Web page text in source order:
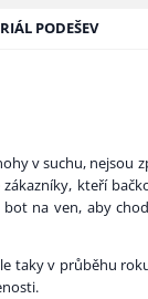
PODEŠEV
v suchu, nejsou
kteří
na ven, aby
taky v průběhu